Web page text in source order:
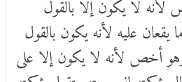
عليه لأنه يكون بالقول
وهو أخص لأنه لا يكون إلا على